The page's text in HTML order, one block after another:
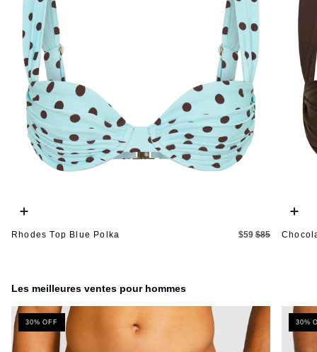
Ajout
Rhodes Top Blue Polka $59 $85
Ajout
Les meilleures ventes pour hommes
30% OFF 30%